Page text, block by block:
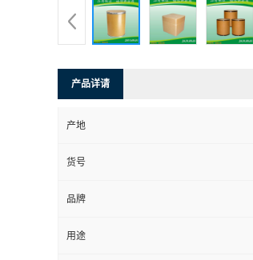
产品详请
产地
货号
品牌
用途